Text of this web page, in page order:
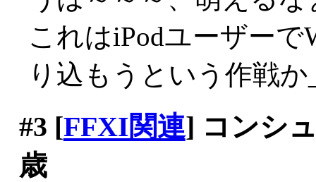
これはiPodユーザー
り込もうという作戦か
#3 [FFXI関連] コンシ
歳